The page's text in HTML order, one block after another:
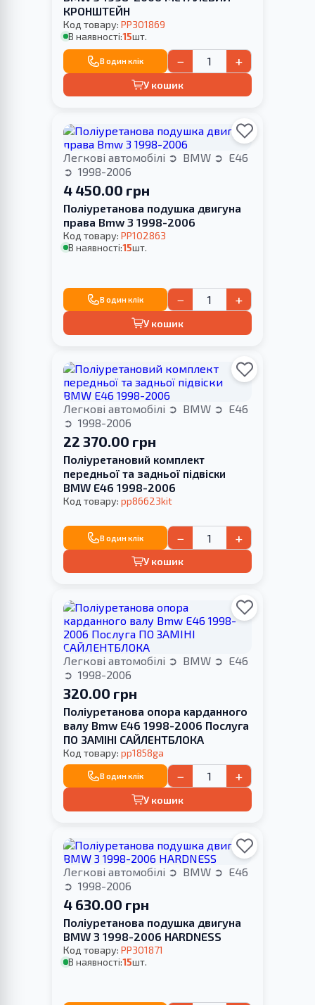
КРОНШТЕЙН
Код товару: PP301869
В наявності:15шт.
В один клік − +
У кошик
Легкові автомобілі BMW
E46
1998-2006
4 450.00 грн
Поліуретанова подушка двигуна
права Bmw 3 1998-2006
Код товару: PP102863
В наявності:15шт.
В один клік − +
У кошик
Легкові автомобілі BMW
E46
1998-2006
22 370.00 грн
Поліуретановий комплект
передньої та задньої підвіски
BMW E46 1998-2006
Код товару: pp86623kit
В один клік − +
У кошик
Легкові автомобілі BMW
E46
1998-2006
320.00 грн
Поліуретанова опора карданного
валу Bmw E46 1998-2006 Послуга
ПО ЗАМІНІ САЙЛЕНТБЛОКА
Код товару: pp1858ga
В один клік − +
У кошик
Легкові автомобілі BMW
E46
1998-2006
4 630.00 грн
Поліуретанова подушка двигуна
BMW 3 1998-2006 HARDNESS
Код товару: PP301871
В наявності:15шт.